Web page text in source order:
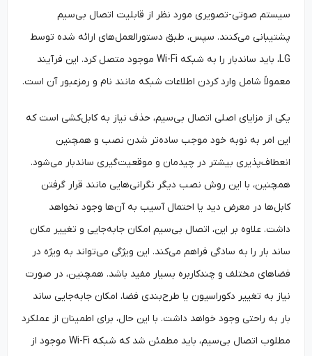
سیستم صوتی-تصویری مورد نظر از قابلیت اتصال بی‌سیم
پشتیبانی می‌کنند. سپس، طبق دستورالعمل‌های ارائه شده توسط
LG، باید ساندبار را به شبکه Wi-Fi موجود متصل کرد. این فرآیند
معمولاً شامل وارد کردن اطلاعات شبکه مانند نام و رمزعبور آن است.
یکی از مزایای اصلی اتصال بی‌سیم، حذف نیاز به کابل‌کشی است که
این امر به نوبه خود موجب ساده‌تر شدن نصب و همچنین
انعطاف‌پذیری بیشتر در چیدمان و موقعیت‌گیری ساندبار می‌شود.
همچنین، با این روش نصب دیگر نگرانی‌هایی مانند قرار گرفتن
کابل‌ها در معرض دید یا احتمال آسیب به آن‌ها وجود نخواهد
داشت. علاوه بر این، اتصال بی‌سیم امکان جابه‌جایی و تغییر مکان
ساند بار را به سادگی فراهم می‌کند. این ویژگی می‌تواند به ویژه در
فضاهای مختلف و چندکاربره بسیار مفید باشد. همچنین، در صورت
نیاز به تغییر دکوراسیون یا طرح‌بندی فضا، امکان جابه‌جایی ساند
بار به راحتی وجود خواهد داشت. با این حال، برای اطمینان از عملکرد
مطلوب اتصال بی‌سیم، باید مطمئن شد که شبکه Wi-Fi موجود از